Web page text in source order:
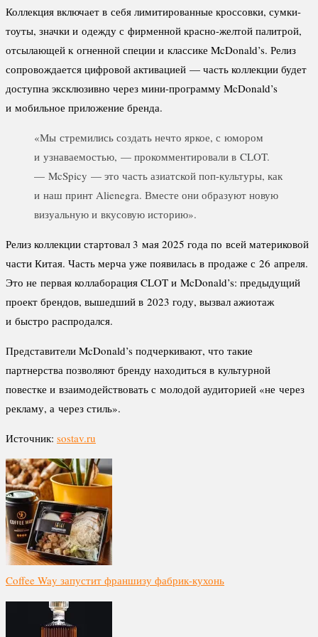
Коллекция включает в себя лимитированные кроссовки, сумки-
тоуты, значки и одежду с фирменной красно-желтой палитрой,
отсылающей к огненной специи и классике McDonald’s. Релиз
сопровождается цифровой активацией — часть коллекции будет
доступна эксклюзивно через мини-программу McDonald’s
и мобильное приложение бренда.
«Мы стремились создать нечто яркое, с юмором
и узнаваемостью, — прокомментировали в CLOT.
— McSpicy — это часть азиатской поп-культуры, как
и наш принт Alienegra. Вместе они образуют новую
визуальную и вкусовую историю».
Релиз коллекции стартовал 3 мая 2025 года по всей материковой
части Китая. Часть мерча уже появилась в продаже с 26 апреля.
Это не первая коллаборация CLOT и McDonald’s: предыдущий
проект брендов, вышедший в 2023 году, вызвал ажиотаж
и быстро распродался.
Представители McDonald’s подчеркивают, что такие
партнерства позволяют бренду находиться в культурной
повестке и взаимодействовать с молодой аудиторией «не через
рекламу, а через стиль».
Источник: sostav.ru
Coffee Way запустит франшизу фабрик-кухонь